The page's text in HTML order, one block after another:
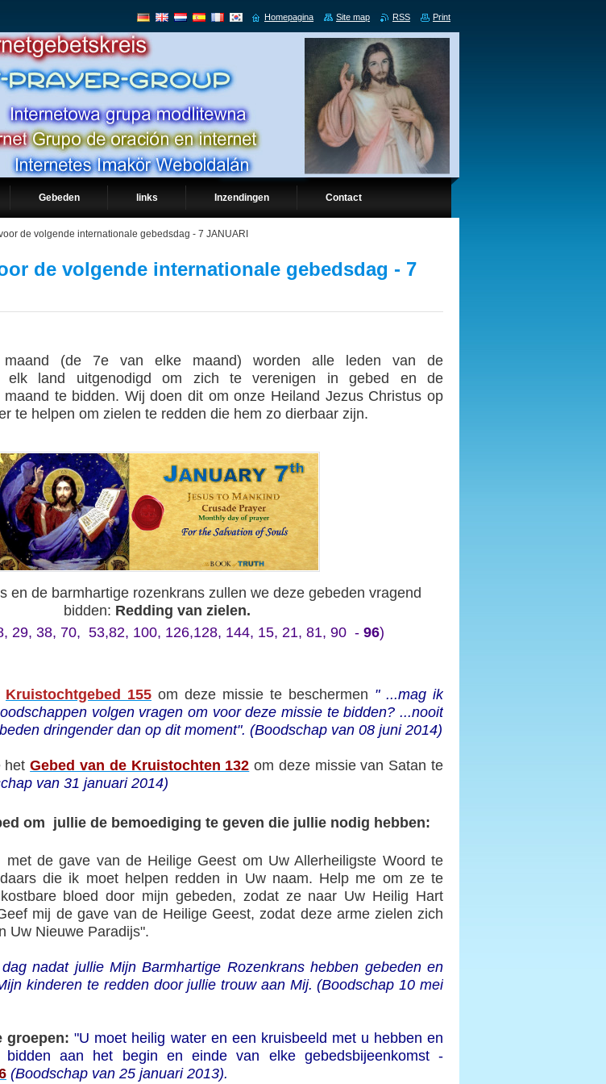
Gebeden links Inzendingen Contact
de volgende internationale gebedsdag - 7 JANUARI
de volgende internationale gebedsdag - 7
(de 7e van elke maand) worden alle leden van de
elk land uitgenodigd om zich te verenigen in gebed en de
maand te bidden. Wij doen dit om onze Heiland Jezus Christus op
te helpen om zielen te redden die hem zo dierbaar zijn.
en de barmhartige rozenkrans zullen we deze gebeden vragend
bidden: Redding van zielen.
29, 38, 70, 53,82, 100, 126,128, 144, 15, 21, 81, 90 - 96)
Kruistochtgebed 155 om deze missie te beschermen " ...mag ik
volgen vragen om voor deze missie te bidden? ...nooit
dringender dan op dit moment". (Boodschap van 08 juni 2014)
hetGebed van de Kruistochten 132 om deze missie van Satan te
van 31 januari 2014)
om jullie de bemoediging te geven die jullie nodig hebben:
met de gave van de Heilige Geest om Uw Allerheiligste Woord te
die ik moet helpen redden in Uw naam. Help me om ze te
bloed door mijn gebeden, zodat ze naar Uw Heilig Hart
mij de gave van de Heilige Geest, zodat deze arme zielen zich
Uw Nieuwe Paradijs".
nadat jullie Mijn Barmhartige Rozenkrans hebben gebeden en
kinderen te redden door jullie trouw aan Mij. (Boodschap 10 mei
groepen: "U moet heilig water en een kruisbeeld met u hebben en
bidden aan het begin en einde van elke gebedsbijeenkomst -
(Boodschap van 25 januari 2013).
Homepagina Site map RSS Print